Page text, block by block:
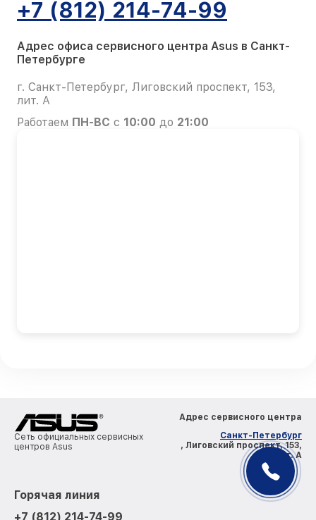
+7 (812) 214-74-99
Адрес офиса сервисного центра Asus в Санкт-
Петербурге
г. Санкт-Петербург, Лиговский проспект, 153,
лит. А
Работаем ПН-ВС с 10:00 до 21:00
Сеть официальных сервисных
центров Asus
Адрес сервисного центра
Санкт-Петербург
, Лиговский проспект, 153,
лит. А
Горячая линия
+7 (812) 214-74-99